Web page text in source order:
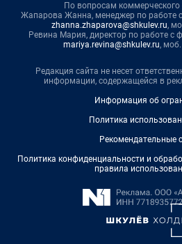
По вопросам коммерческого
Жапарова Жанна, менеджер по работе
zhanna.zhaparova@shkulev.ru,
Ревина Мария, директор по работе с
mariya.revina@shkulev.ru,
Редакция сайта не несет
информации, содержащейся в
Информация об
Политика
Рекомендательные
Политика конфиденциальности и
правила